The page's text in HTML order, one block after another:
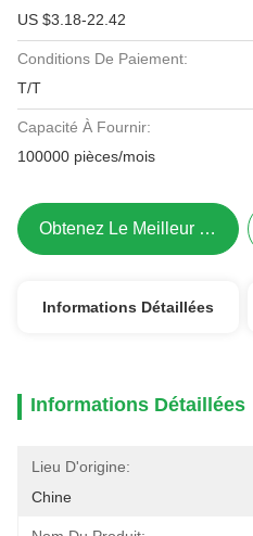
US $3.18-22.42
Conditions De Paiement:
T/T
Capacité À Fournir:
100000 pièces/mois
Obtenez Le Meilleur Prix
Informations Détaillées
Informations Détaillées
Lieu D'origine:
Chine